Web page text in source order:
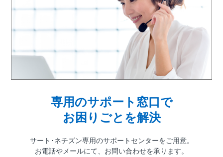
専用のサポート窓口で
お困りごとを解決
サート･ネチズン専用のサポートセンターをご用意。
お電話やメールにて、 お問い合わせを承ります。